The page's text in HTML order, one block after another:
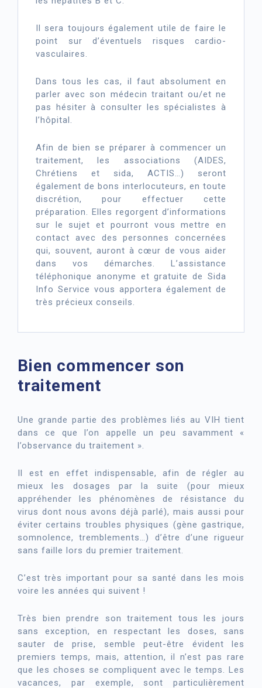
Il sera toujours également utile de faire le
point sur d’éventuels risques cardio-
vasculaires.
Dans tous les cas, il faut absolument en
parler avec son médecin traitant ou/et ne
pas hésiter à consulter les spécialistes à
l’hôpital.
Afin de bien se préparer à commencer un
traitement, les associations (AIDES,
Chrétiens et sida, ACTIS…) seront
également de bons interlocuteurs, en toute
discrétion, pour effectuer cette
préparation. Elles regorgent d’informations
sur le sujet et pourront vous mettre en
contact avec des personnes concernées
qui, souvent, auront à cœur de vous aider
dans vos démarches. L’assistance
téléphonique anonyme et gratuite de Sida
Info Service vous apportera également de
très précieux conseils.
Bien commencer son
traitement
Une grande partie des problèmes liés au VIH tient
dans ce que l’on appelle un peu savamment «
l’observance du traitement ».
Il est en effet indispensable, afin de régler au
mieux les dosages par la suite (pour mieux
appréhender les phénomènes de résistance du
virus dont nous avons déjà parlé), mais aussi pour
éviter certains troubles physiques (gène gastrique,
somnolence, tremblements…) d’être d’une rigueur
sans faille lors du premier traitement.
C’est très important pour sa santé dans les mois
voire les années qui suivent !
Très bien prendre son traitement tous les jours
sans exception, en respectant les doses, sans
sauter de prise, semble peut-être évident les
premiers temps, mais, attention, il n’est pas rare
que les choses se compliquent avec le temps. Les
vacances, par exemple, sont particulièrement